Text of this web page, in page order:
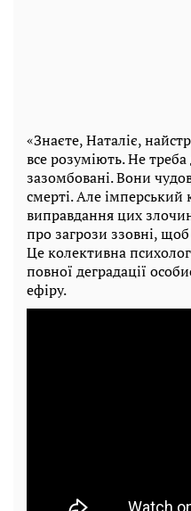
«Знаєте, Наталіє,
все розуміють. Не
зазомбовані. Вони
смерті. Але імперський
виправдання цих
про загрози ззовні,
Це колективна
повної деградації
ефіру.